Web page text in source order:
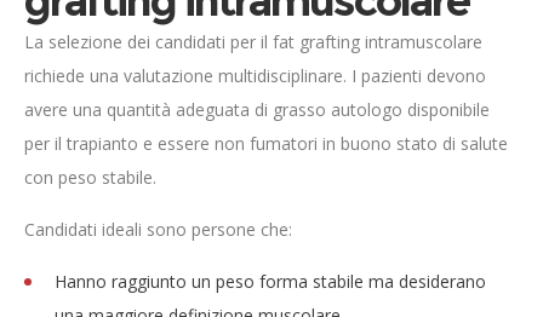
La selezione dei candidati per il fat grafting intramuscolare
richiede una valutazione multidisciplinare. I pazienti devono
avere una quantità adeguata di grasso autologo disponibile
per il trapianto e essere non fumatori in buono stato di salute
con peso stabile.
Candidati ideali sono persone che:
Hanno raggiunto un peso forma stabile ma desiderano